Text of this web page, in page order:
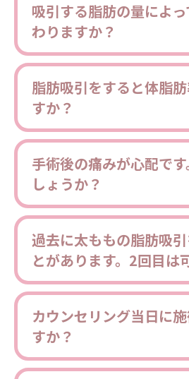
吸引する脂肪の量によ
わりますか？
脂肪吸引をすると体脂
すか？
手術後の痛みが心配で
しょうか？
過去に太ももの脂肪吸
とがあります。2回目は
カウンセリング当日に
すか？